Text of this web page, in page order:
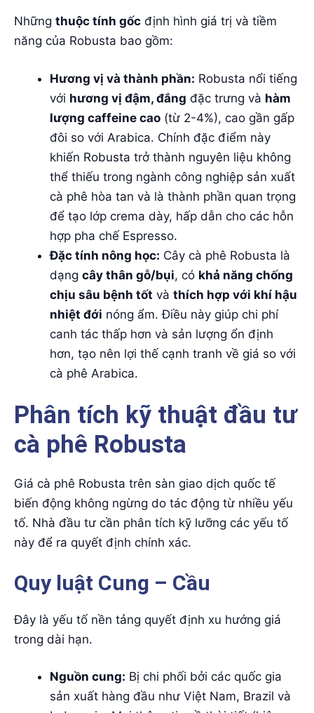
Những thuộc tính gốc định hình giá trị và tiềm
năng của Robusta bao gồm:
Hương vị và thành phần: Robusta nổi tiếng
với hương vị đậm, đắng đặc trưng và hàm
lượng caffeine cao (từ 2-4%), cao gần gấp
đôi so với Arabica. Chính đặc điểm này
khiến Robusta trở thành nguyên liệu không
thể thiếu trong ngành công nghiệp sản xuất
cà phê hòa tan và là thành phần quan trọng
để tạo lớp crema dày, hấp dẫn cho các hỗn
hợp pha chế Espresso.
Đặc tính nông học: Cây cà phê Robusta là
dạng cây thân gỗ/bụi, có khả năng chống
chịu sâu bệnh tốt và thích hợp với khí hậu
nhiệt đới nóng ẩm. Điều này giúp chi phí
canh tác thấp hơn và sản lượng ổn định
hơn, tạo nên lợi thế cạnh tranh về giá so với
cà phê Arabica.
Phân tích kỹ thuật đầu tư
cà phê Robusta
Giá cà phê Robusta trên sàn giao dịch quốc tế
biến động không ngừng do tác động từ nhiều yếu
tố. Nhà đầu tư cần phân tích kỹ lưỡng các yếu tố
này để ra quyết định chính xác.
Quy luật Cung – Cầu
Đây là yếu tố nền tảng quyết định xu hướng giá
trong dài hạn.
Nguồn cung: Bị chi phối bởi các quốc gia
sản xuất hàng đầu như Việt Nam, Brazil và